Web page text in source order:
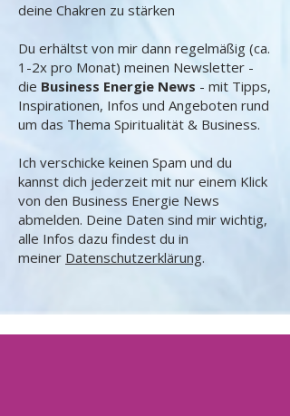
deine Chakren zu stärken
Du erhältst von mir dann regelmäßig (ca.
1-2x pro Monat) meinen Newsletter -
die Business Energie News - mit Tipps,
Inspirationen, Infos und Angeboten rund
um das Thema Spiritualität & Business.
Ich verschicke keinen Spam und du
kannst dich jederzeit mit nur einem Klick
von den Business Energie News
abmelden. Deine Daten sind mir wichtig,
alle Infos dazu findest du in
meiner Datenschutzerklärung.